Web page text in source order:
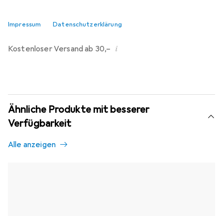
Impressum Datenschutzerklärung
Vergleichen
Kostenloser Versand ab 30,– i
Ähnliche Produkte mit besserer
Verfügbarkeit
Alle anzeigen